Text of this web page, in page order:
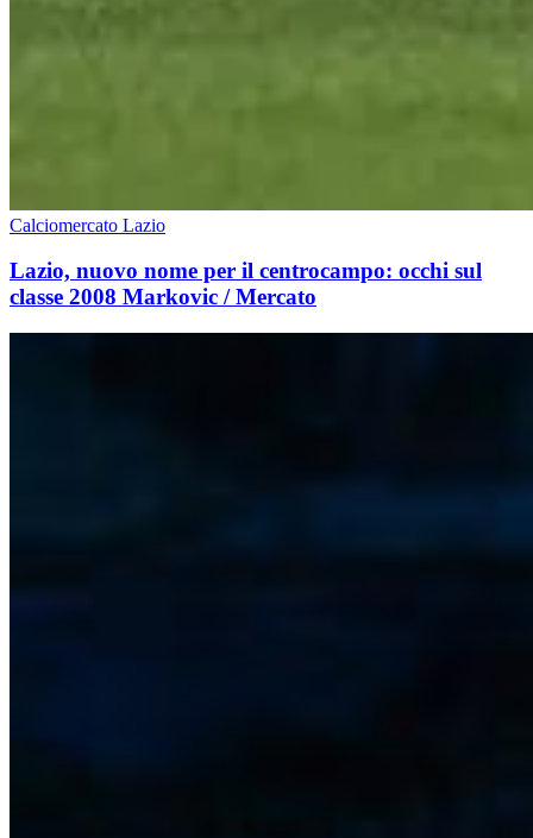
Calciomercato Lazio
Lazio, nuovo nome per il centrocampo: occhi sul
classe 2008 Markovic / Mercato